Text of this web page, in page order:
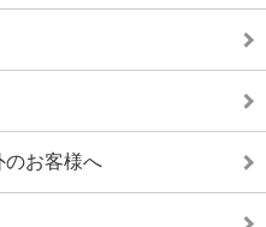
のお客様へ